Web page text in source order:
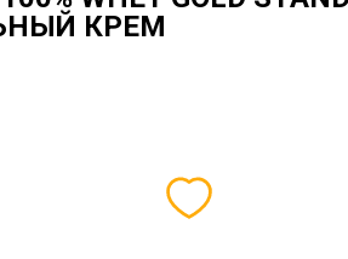
КРЕМ